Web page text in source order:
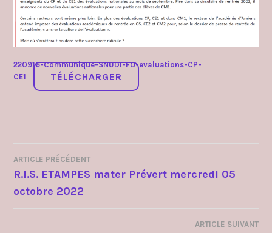
220916-Communique-SNUDI-FO-evaluations-CP-
CE1
TÉLÉCHARGER
NAVIGATION
DE
ARTICLE PRÉCÉDENT
R.I.S. ETAMPES mater Prévert mercredi 05
octobre 2022
ARTICLE SUIVANT